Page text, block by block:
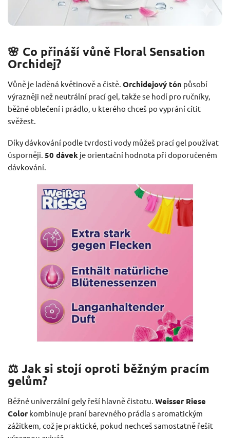
🌸 Co přináší vůně Floral Sensation
Orchidej?
Vůně je laděná květinově a čistě. Orchidejový tón působí
výrazněji než neutrální prací gel, takže se hodí pro ručníky,
běžné oblečení i prádlo, u kterého chceš po vyprání cítit
svěžest.
Díky dávkování podle tvrdosti vody můžeš prací gel používat
úsporněji. 50 dávek je orientační hodnota při doporučeném
dávkování.
⚖️ Jak si stojí oproti běžným pracím
gelům?
Běžné univerzální gely řeší hlavně čistotu. Weisser Riese
Color kombinuje praní barevného prádla s aromatickým
zážitkem, což je praktické, pokud nechceš samostatně řešit